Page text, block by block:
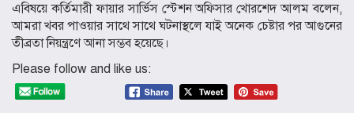
এবিষয়ে কর্তিমারী ফায়ার সার্ভিস স্টেশন অফিসার খোরশেদ আলম বলেন,
আমরা খবর পাওয়ার সাথে সাথে ঘটনাস্থলে যাই অনেক চেষ্টার পর আগুনের
তীব্রতা নিয়ন্ত্রণে আনা সম্ভব হয়েছে।
Please follow and like us: